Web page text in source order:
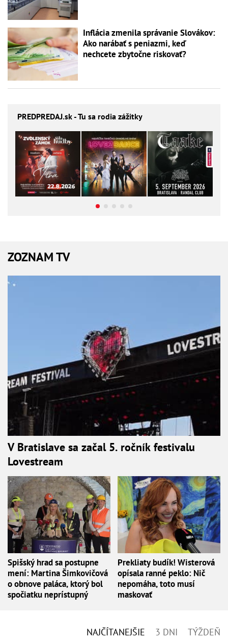
Inflácia zmenila správanie Slovákov:
Ako narábať s peniazmi, keď
nechcete zbytočne riskovať?
PREDPREDAJ.sk - Tu sa rodia zážitky
ZOZNAM TV
V Bratislave sa začal 5. ročník festivalu
Lovestream
Spišský hrad sa postupne
mení: Martina Šimkovičová
o obnove paláca, ktorý bol
spočiatku neprístupný
Prekliaty budík! Wisterová
opísala ranné peklo: Nič
nepomáha, toto musí
maskovať
NAJČÍTANEJŠIE 3 DNI TÝŽDEŇ